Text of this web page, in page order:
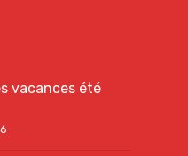
vacances été